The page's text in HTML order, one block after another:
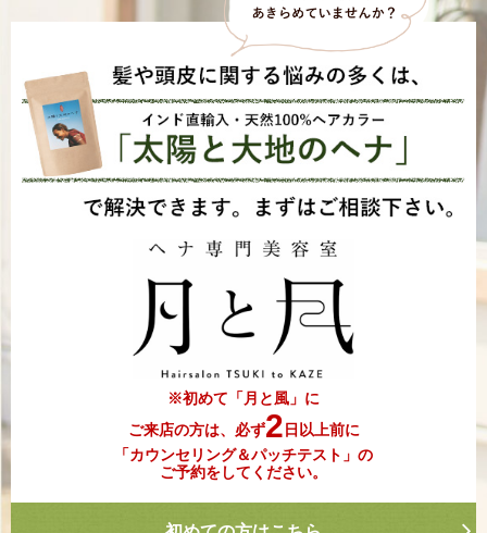
※初めて「月と風」に
ご来店の方は、必ず2日以上前に
「カウンセリング＆パッチテスト」の
ご予約をしてください。